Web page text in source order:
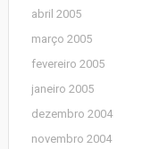
abril 2005
março 2005
fevereiro 2005
janeiro 2005
dezembro 2004
novembro 2004